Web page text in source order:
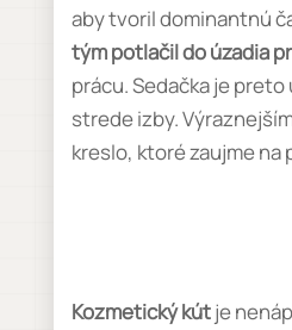
aby tvoril dominantnú
tým potlačil do úzadia
prácu. Sedačka je
strede izby.
kreslo, ktoré zaujme na
Kozmetický kútje